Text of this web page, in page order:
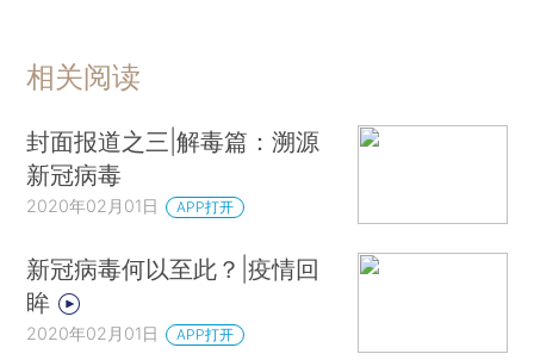
相关阅读
封面报道之三|解毒篇：溯源
新冠病毒
2020年02月01日 APP打开
新冠病毒何以至此？|疫情回
眸
2020年02月01日 APP打开